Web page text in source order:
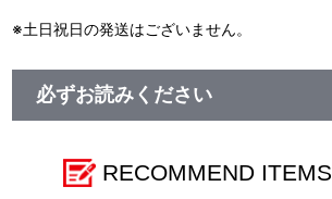
※土日祝日の発送はございません。
必ずお読みください
【商品の取り扱い】
RECOMMEND ITEMS